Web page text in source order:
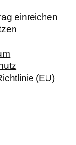
einreichen
(EU)